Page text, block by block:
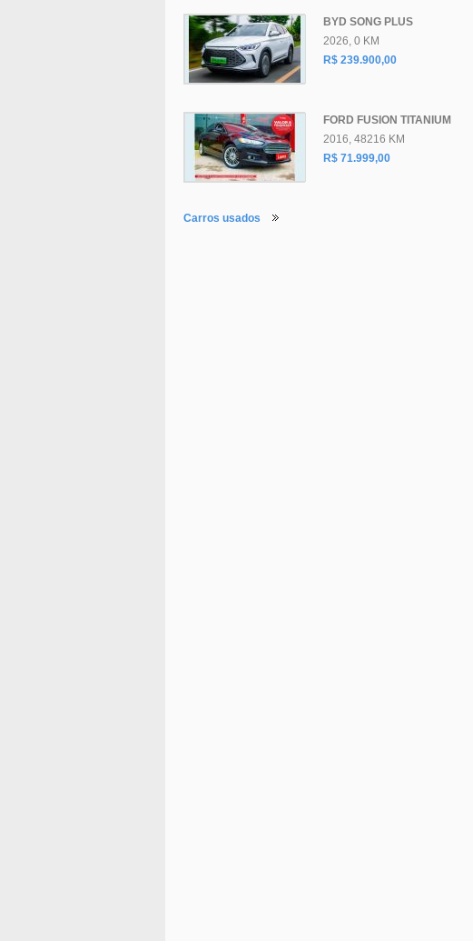
BYD SONG PLUS
2026, 0 KM
R$ 239.900,00
FORD FUSION TITANIUM
2016, 48216 KM
R$ 71.999,00
Carros usados